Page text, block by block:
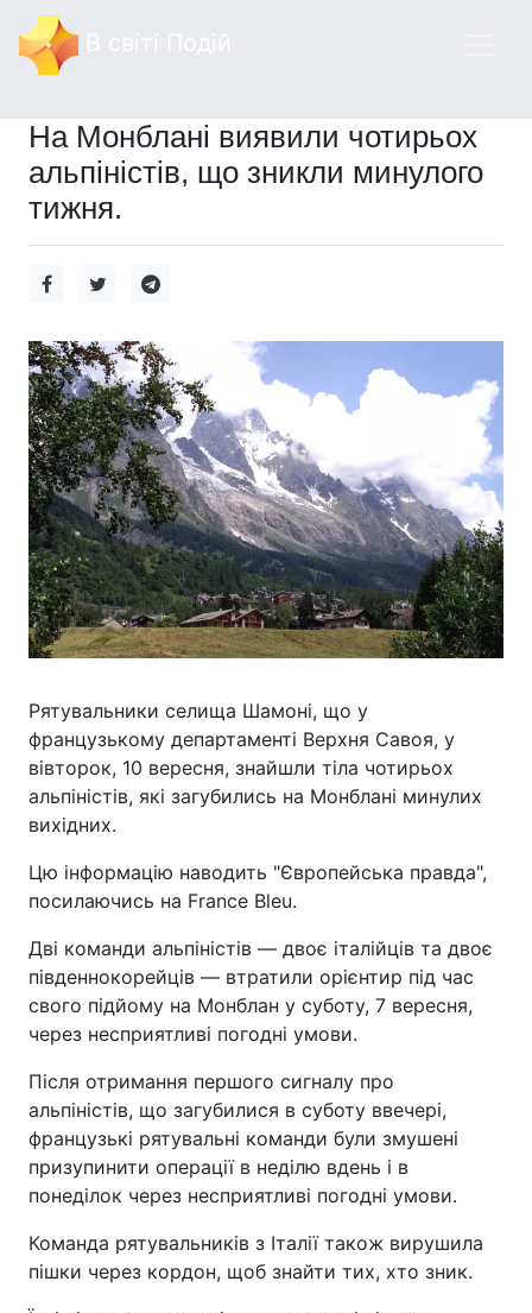
На Монблані виявили чотирьох
альпіністів, що зникли минулого
тижня.
Рятувальники селища Шамоні, що у
французькому департаменті Верхня Савоя, у
вівторок, 10 вересня, знайшли тіла чотирьох
альпіністів, які загубились на Монблані минулих
вихідних.
Цю інформацію наводить "Європейська правда",
посилаючись на France Bleu.
Дві команди альпіністів — двоє італійців та двоє
південнокорейців — втратили орієнтир під час
свого підйому на Монблан у суботу, 7 вересня,
через несприятливі погодні умови.
Після отримання першого сигналу про
альпіністів, що загубилися в суботу ввечері,
французькі рятувальні команди були змушені
призупинити операції в неділю вдень і в
понеділок через несприятливі погодні умови.
Команда рятувальників з Італії також вирушила
пішки через кордон, щоб знайти тих, хто зник.